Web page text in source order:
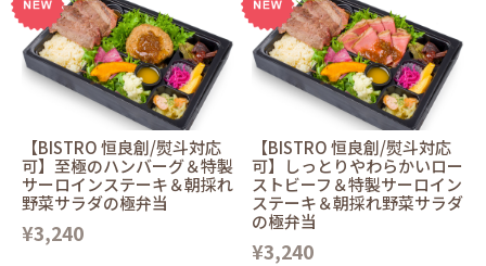
【BISTRO 恒良創/熨斗対応
可】至極のハンバーグ＆特製
サーロインステーキ＆朝採れ
野菜サラダの極弁当
¥3,240
【BISTRO 恒良創/熨斗対応
可】しっとりやわらかいロー
ストビーフ＆特製サーロイン
ステーキ＆朝採れ野菜サラダ
の極弁当
¥3,240